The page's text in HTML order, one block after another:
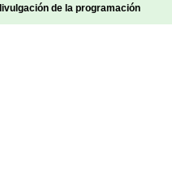
de la programación